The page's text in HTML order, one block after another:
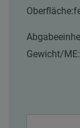
Oberfläche:
Gewicht/ME: